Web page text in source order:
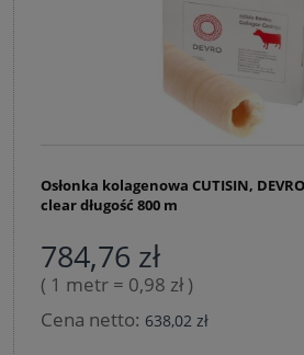
Osłonka kolagenowa CUTISIN,
clear długość 800 m
784,76 zł
( 1 metr = 0,98 zł )
Cena netto: 638,02 zł